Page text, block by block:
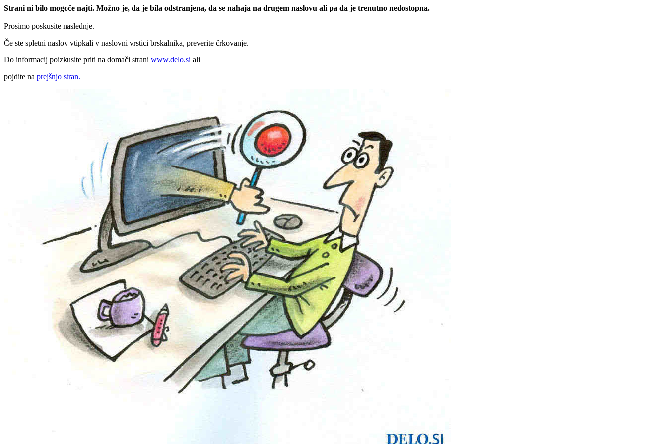
Strani ni bilo mogoče najti. Možno je, da je bila odstranjena, da se nahaja na drugem naslovu ali pa da je trenutno nedostopna.
Prosimo poskusite naslednje.
Če ste spletni naslov vtipkali v naslovni vrstici brskalnika, preverite črkovanje.
Do informacij poizkusite priti na domači strani www.delo.si ali
pojdite na prejšnjo stran.